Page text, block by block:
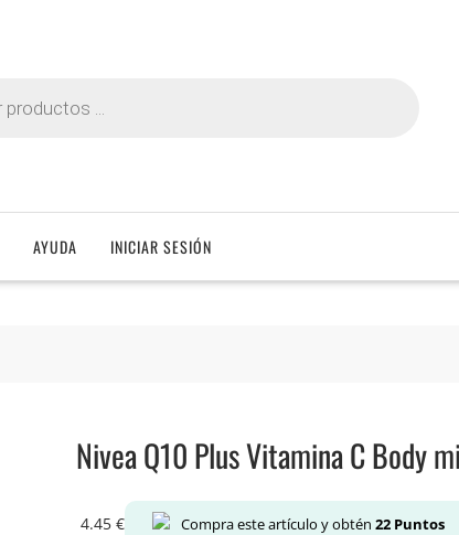
AYUDA INICIAR SESIÓN
Nivea Q10 Plus Vitamina C Body
4.45 € Compra este artículo y obtén 22 Puntos